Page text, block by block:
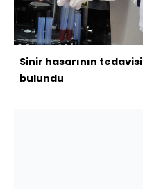
Sinir hasarının tedavisi
bulundu